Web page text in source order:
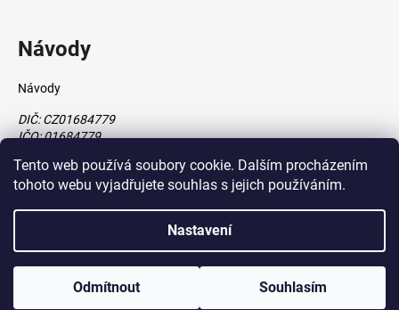
Tento web používá soubory cookie. Dalším procházením
tohoto webu vyjadřujete souhlas s jejich používáním.
Nastavení
Odmítnout Souhlasím
Návody
Návody
DIČ: CZ01684779
IČO: 01684779
Vytvořil Shoptet
vytvořilŠtefan Mazáň
Copyright 2026www.primaregaly.cz. Všechna práva vyhrazena.
Upravit nastavení cookies